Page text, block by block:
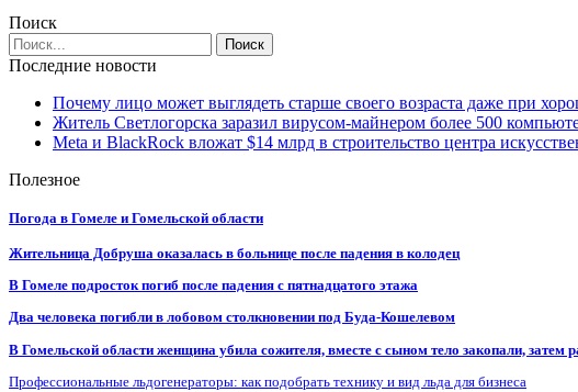
Поиск
Последние новости
Почему лицо может выглядеть старше своего возраста даже при
Житель Светлогорска заразил вирусом-майнером более 500
Meta и BlackRock вложат $14 млрд в строительство центра
Полезное
Погода в Гомеле и Гомельской области
Жительница Добруша оказалась в больнице после падения в колодец
В Гомеле подросток погиб после падения с пятнадцатого этажа
Два человека погибли в лобовом столкновении под Буда-Кошелевом
В Гомельской области женщина убила сожителя, вместе с сыном тело закопали, затем
Профессиональные льдогенераторы: как подобрать технику и вид льда для бизнеса